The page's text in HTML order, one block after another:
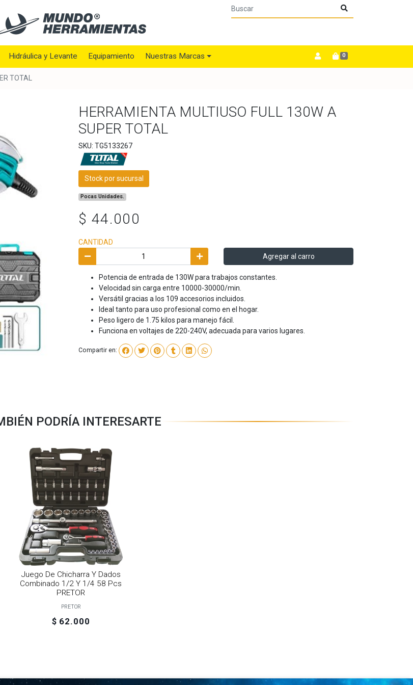
Hidráulica y Levante Equipamiento Nuestras Marcas 0
TOTAL
HERRAMIENTA MULTIUSO FULL 130W A
SUPER TOTAL
SKU: TG5133267
Stock por sucursal
Pocas Unidades.
$ 44.000
CANTIDAD
Agregar al carro
Potencia de entrada de 130W para trabajos constantes.
Velocidad sin carga entre 10000-30000/min.
Versátil gracias a los 109 accesorios incluidos.
Ideal tanto para uso profesional como en el hogar.
Peso ligero de 1.75 kilos para manejo fácil.
Funciona en voltajes de 220-240V, adecuada para varios lugares.
Compartir en:
PODRÍA INTERESARTE
Juego De Chicharra Y Dados
Combinado 1/2 Y 1/4 58 Pcs
PRETOR
PRETOR
$ 62.000